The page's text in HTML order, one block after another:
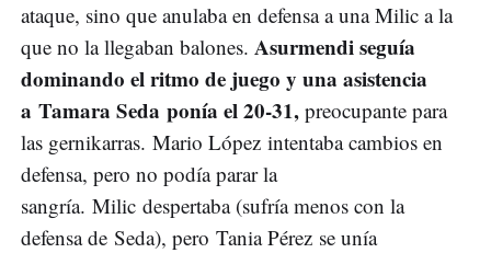
ataque, sino que anulaba en defensa a una Milic a la
que no la llegaban balones. Asurmendi seguía
dominando el ritmo de juego y una asistencia
a Tamara Seda ponía el 20-31, preocupante para
las gernikarras. Mario López intentaba cambios en
defensa, pero no podía parar la
sangría. Milic despertaba (sufría menos con la
defensa de Seda), pero Tania Pérez se unía